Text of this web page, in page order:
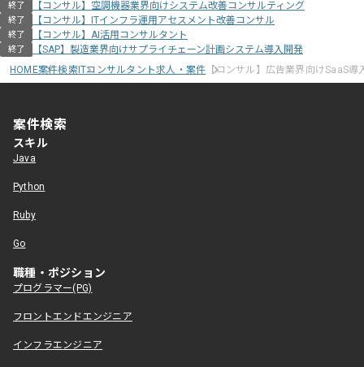
終了 【コンサル】空調機器業界向けシステム改善コンサルティング
終了 【コンサル】ITインフラ運用アセスメント改善コンサル
終了 【コンサル】AI活用コンサルタント
終了
【SAP】製造業界向けサプライチェーン計画システム導入開発
HOME案件検索ITコンサルタント求人・案件 【コンサル】広告業界向けSaaS
案件検索
スキル
Java
Python
Ruby
Go
職種・ポジション
プログラマー(PG)
フロントエンドエンジニア
インフラエンジニア